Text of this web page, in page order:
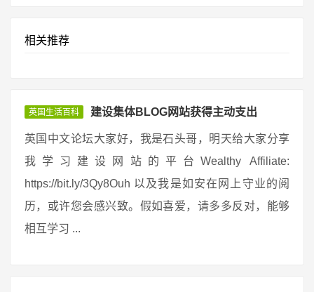
相关推荐
英国生活百科 建设集体BLOG网站获得主动支出
英国中文论坛大家好，我是石头哥，明天给大家分享
我学习建设网站的平台Wealthy Affiliate:
https://bit.ly/3Qy8Ouh 以及我是如安在网上守业的阅
历，或许您会感兴致。假如喜爱，请多多反对，能够
相互学习 ...